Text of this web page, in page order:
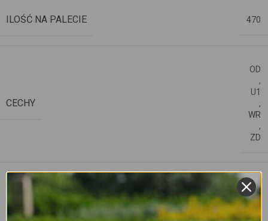
ILOŚĆ NA PALECIE 470
CECHY
OD
,
U1
,
WR
,
ZD
czarny
,
szary ciemny